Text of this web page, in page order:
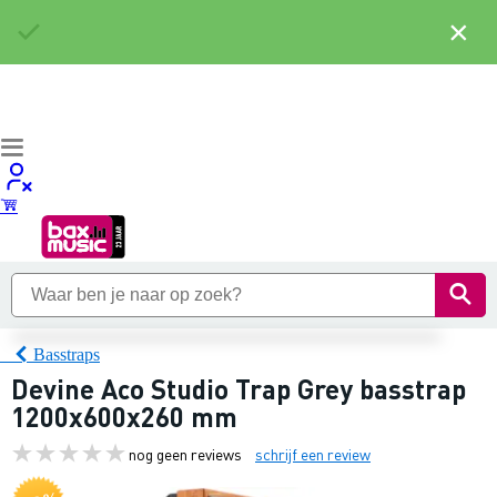
Basstraps
Devine Aco Studio Trap Grey basstrap
1200x600x260 mm
nog geen reviews schrijf een review
×